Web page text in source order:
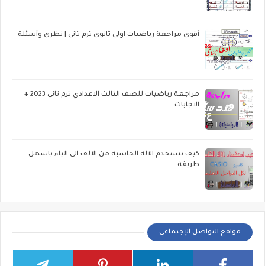
أقوى مراجعة رياضيات اولى ثانوى ترم تانى | نظرى وأسئلة
مراجعة رياضيات للصف الثالث الاعدادي ترم تانى 2023 +
الاجابات
كيف تستخدم الاله الحاسبة من الالف الي الياء باسهل
طريقة
مواقع التواصل الإجتماعي